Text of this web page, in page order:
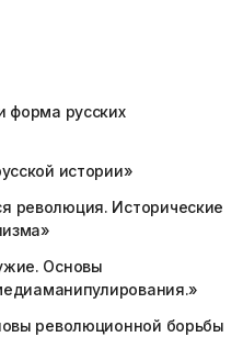
форма русских
истории»
революция. Исторические
Основы
революционной борьбы